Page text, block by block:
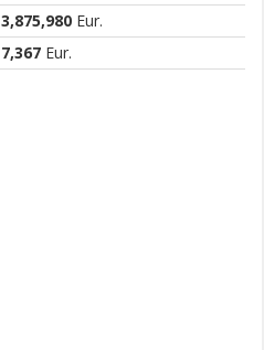
3,875,980 Eur.
7,367 Eur.